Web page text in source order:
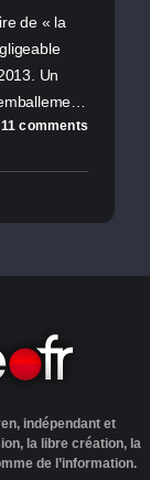
de « la
Un
11 comments
indépendant et
la libre création, la
de l’information.